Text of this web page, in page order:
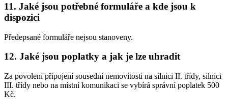
11. Jaké jsou potřebné formuláře a kde jsou k
dispozici
Předepsané formuláře nejsou stanoveny.
12. Jaké jsou poplatky a jak je lze uhradit
Za povolení připojení sousední nemovitosti na silnici II. třídy, silnici
III. třídy nebo na místní komunikaci se vybírá správní poplatek 500
Kč.